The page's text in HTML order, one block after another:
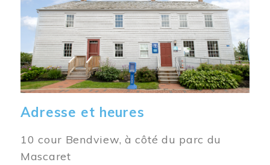
Adresse et heures
10 cour Bendview, à côté du parc du
Mascaret